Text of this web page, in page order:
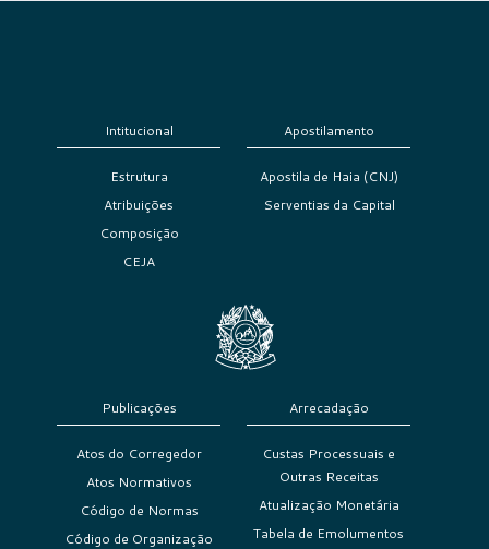
Intitucional
Estrutura
Atribuições
Composição
CEJA
Apostilamento
Apostila de Haia (CNJ)
Serventias da Capital
Publicações
Atos do Corregedor
Atos Normativos
Código de Normas
Código de Organização
Arrecadação
Custas Processuais e
Outras Receitas
Atualização Monetária
Tabela de Emolumentos